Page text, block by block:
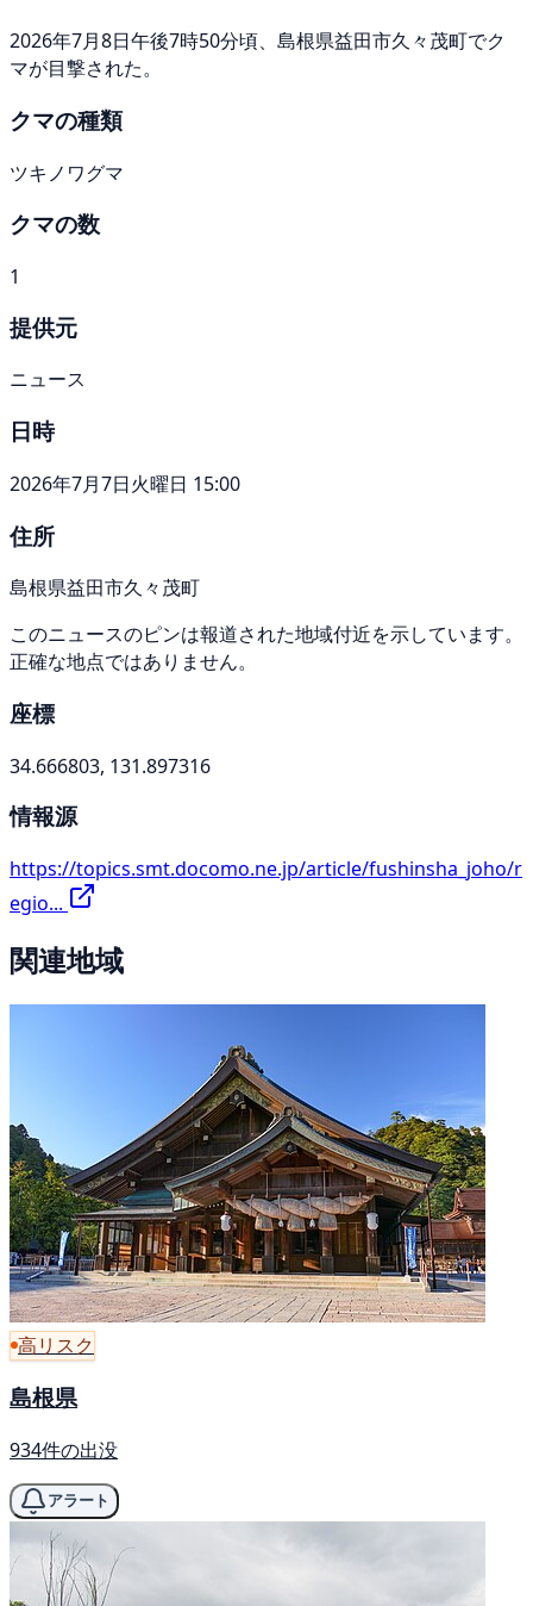
2026年7月8日午後7時50分頃、島根県益田市久々茂町でク
マが目撃された。
クマの種類
ツキノワグマ
クマの数
1
提供元
ニュース
日時
2026年7月7日火曜日 15:00
住所
島根県益田市久々茂町
このニュースのピンは報道された地域付近を示しています。
正確な地点ではありません。
座標
34.666803, 131.897316
情報源
https://topics.smt.docomo.ne.jp/article/fushinsha_joho/r
egio...
関連地域
高リスク
島根県
934件の出没
アラート